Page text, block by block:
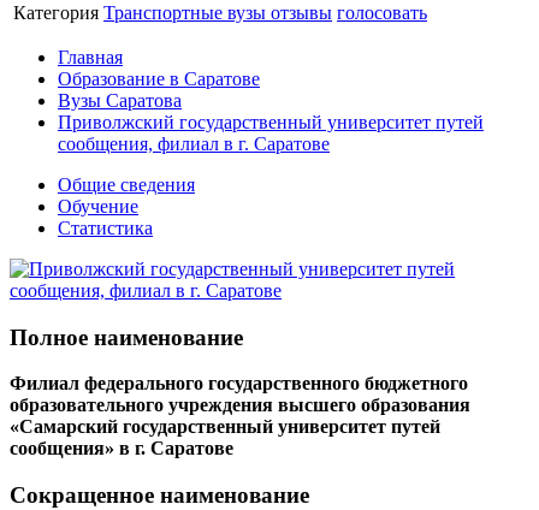
Категория Транспортные вузы отзывы голосовать
Главная
Образование в Саратове
Вузы Саратова
Приволжский государственный университет путей
сообщения, филиал в г. Саратове
Общие сведения
Обучение
Статистика
Полное наименование
Филиал федерального государственного бюджетного
образовательного учреждения высшего образования
«Самарский государственный университет путей
сообщения» в г. Саратове
Сокращенное наименование